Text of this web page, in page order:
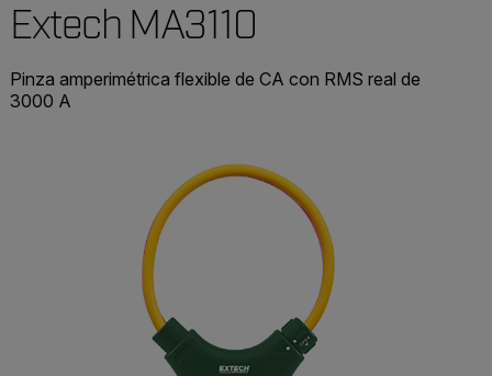
Extech MA3110
Pinza amperimétrica flexible de CA con RMS real de
3000 A